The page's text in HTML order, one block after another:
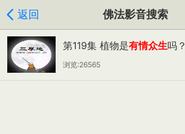
返回 佛法影音搜索
第119集 植物是有情众生吗？
浏览:26565